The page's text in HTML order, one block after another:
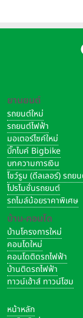
ยานยนต์
รถยนต์ใหม่
รถยนต์ไฟฟ้า
มอเตอร์ไซค์ใหม่
บิ๊กไบค์ Bigbike
บทความการเงิน
โชว์รูม (ดีลเลอร์) รถย
โปรโมชั่นรถยนต์
รถไมล์น้อยราคาพิเศษ
บ้าน-คอนโด
บ้านโครงการใหม่
คอนโดใหม่
คอนโดติดรถไฟฟ้า
บ้านติดรถไฟฟ้า
ทาวน์เฮ้าส์ ทาวน์โฮม
หน้าหลัก